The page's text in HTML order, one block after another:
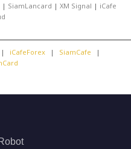
| SiamLancard | XM Signal | iCafe
| iCafeForex | SiamCafe
|